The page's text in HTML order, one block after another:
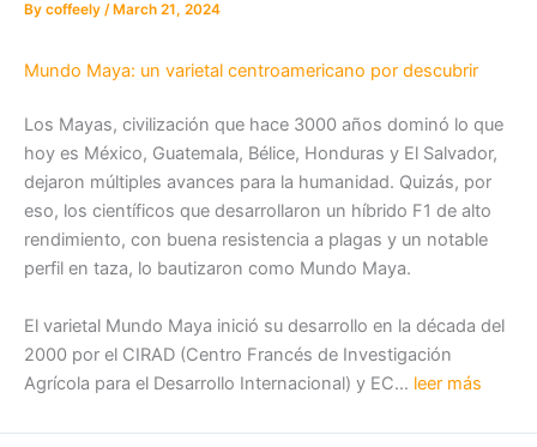
By coffeely / March 21, 2024
Mundo Maya: un varietal centroamericano por descubrir
Los Mayas, civilización que hace 3000 años dominó lo que
hoy es México, Guatemala, Bélice, Honduras y El Salvador,
dejaron múltiples avances para la humanidad. Quizás, por
eso, los científicos que desarrollaron un híbrido F1 de alto
rendimiento, con buena resistencia a plagas y un notable
perfil en taza, lo bautizaron como Mundo Maya.
El varietal Mundo Maya inició su desarrollo en la década del
2000 por el CIRAD (Centro Francés de Investigación
Agrícola para el Desarrollo Internacional) y EC… leer más